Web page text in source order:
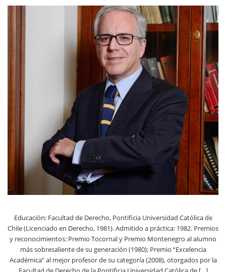
Educación: Facultad de Derecho, Pontificia Universidad Católica de
Chile (Licenciado en Derecho, 1981). Admitido a práctica: 1982. Premios
y reconocimientos: Premio Tocornal y Premio Montenegro al alumno
más sobresaliente de su generación (1980); Premio “Excelencia
Académica” al mejor profesor de su categoría (2008), otorgados por la